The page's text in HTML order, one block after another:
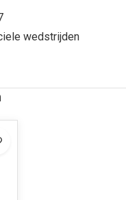
wedstrijden